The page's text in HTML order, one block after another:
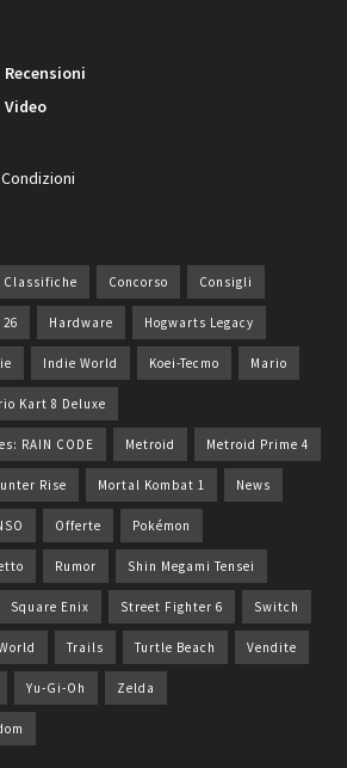
Recensioni
Video
Classifiche Concorso Consigli
Hardware Hogwarts Legacy
Indie World Koei-Tecmo Mario
Kart 8 Deluxe
RAIN CODE Metroid Metroid Prime 4
Rise Mortal Kombat 1 News
Offerte Pokémon
Rumor Shin Megami Tensei
Square Enix Street Fighter 6 Switch
Trails Turtle Beach Vendite
Yu-Gi-Oh Zelda